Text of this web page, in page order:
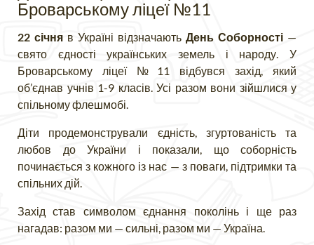
Броварському ліцеї №11
22 січня в Україні відзначають День Соборності —
свято єдності українських земель і народу. У
Броварському ліцеї №11 відбувся захід, який
об’єднав учнів 1-9 класів. Усі разом вони зійшлися у
спільному флешмобі.
Діти продемонстрували єдність, згуртованість та
любов до України і показали, що соборність
починається з кожного із нас — з поваги, підтримки та
спільних дій.
Захід став символом єднання поколінь і ще раз
нагадав: разом ми — сильні, разом ми — Україна.